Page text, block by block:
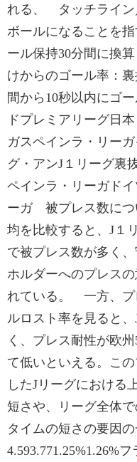
れる、 タッチライン
ボールになることを
ール保持30分間に換
けからのゴール率：
間から10秒以内にゴ
ドプレミアリーグ日
ガスペインラ・リー
グ・アンJ１リーグ裏
ペインラ・リーガド
ーガ 被プレス数につ
均を比較すると、J１
で被プレス数が多く
ホルダーへのプレス
れている。 一方、プ
ルロスト率を見ると
く、プレス耐性が欧
て低いといえる。こ
したJリーグにおける
短さや、リーグ全体
タイムの短さの要因
4.593.771.25%1.26%